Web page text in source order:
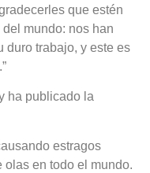
que estén
mundo: nos han
duro trabajo, y este es
ha publicado la
estragos
en todo el mundo.